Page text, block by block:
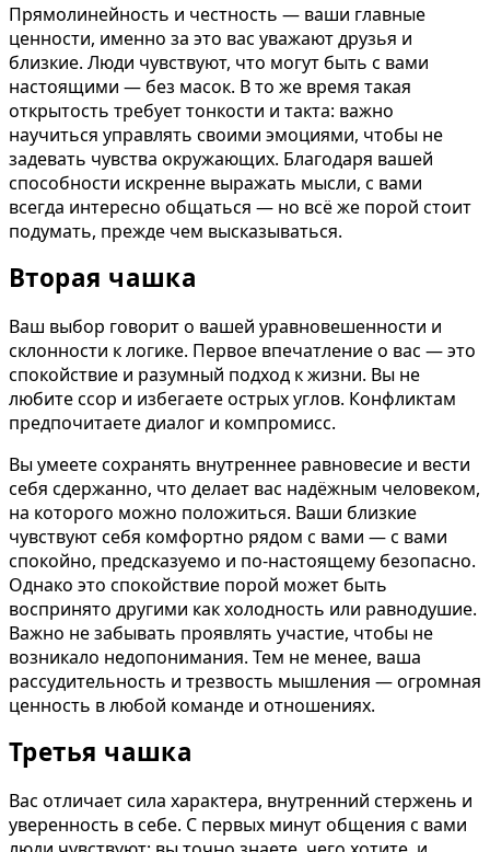
Прямолинейность и честность — ваши главные
ценности, именно за это вас уважают друзья и
близкие. Люди чувствуют, что могут быть с вами
настоящими — без масок. В то же время такая
открытость требует тонкости и такта: важно
научиться управлять своими эмоциями, чтобы не
задевать чувства окружающих. Благодаря вашей
способности искренне выражать мысли, с вами
всегда интересно общаться — но всё же порой стоит
подумать, прежде чем высказываться.
Вторая чашка
Ваш выбор говорит о вашей уравновешенности и
склонности к логике. Первое впечатление о вас — это
спокойствие и разумный подход к жизни. Вы не
любите ссор и избегаете острых углов. Конфликтам
предпочитаете диалог и компромисс.
Вы умеете сохранять внутреннее равновесие и вести
себя сдержанно, что делает вас надёжным человеком,
на которого можно положиться. Ваши близкие
чувствуют себя комфортно рядом с вами — с вами
спокойно, предсказуемо и по-настоящему безопасно.
Однако это спокойствие порой может быть
воспринято другими как холодность или равнодушие.
Важно не забывать проявлять участие, чтобы не
возникало недопонимания. Тем не менее, ваша
рассудительность и трезвость мышления — огромная
ценность в любой команде и отношениях.
Третья чашка
Вас отличает сила характера, внутренний стержень и
уверенность в себе. С первых минут общения с вами